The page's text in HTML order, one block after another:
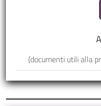
(documenti utili alla